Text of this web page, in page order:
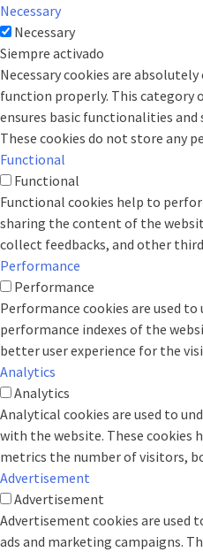
Necessary
Necessary
Siempre activado
Necessary cookies are
function properly. This category
ensures basic functionalities
These cookies do not store any
Functional
Functional
Functional cookies help to
sharing the content of the
collect feedbacks, and other
Performance
Performance
Performance cookies are used
performance indexes of the
better user experience for the
Analytics
Analytics
Analytical cookies are used to
with the website. These cookies
metrics the number of visitors,
Advertisement
Advertisement
Advertisement cookies are used
ads and marketing campaigns.